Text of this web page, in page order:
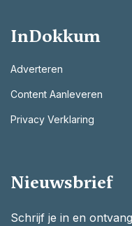
InDokkum
Adverteren
Content Aanleveren
Privacy Verklaring
Nieuwsbrief
Schrijf je in en